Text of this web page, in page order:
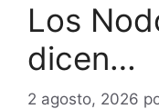
Los
dicen…
2 agosto, 2026